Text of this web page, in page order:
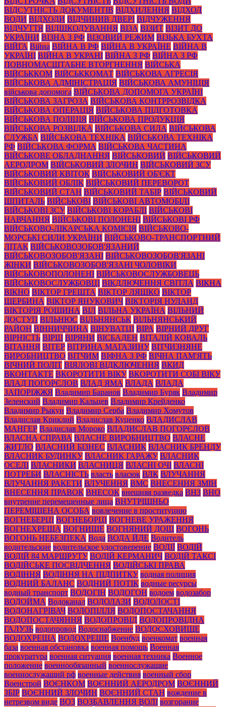
ВІДСУТНІСТЬ ДОКУМЕНТІВ ВІДХИЛЕННЯ ВІДХОД
ВОДИ ВІДХОДИ ВІДЧИНИВ ДВЕРІ ВІДЧУЖЕННЯ
ВІДЧУТТЯ ВІДШКОДУВАННЯ ВІЗА ВІЗИТ ВІЗИТ ДО
УКРАЇНИ ВІЗНА З РФ ВІЗОВИЙ РЕЖИМ ВІЗЬКА БУХТА
ВІЙГА Війна ВІЙНА В РФ ВІЙНА В УКРАЇНЕ ВІЙНА В
УКРАЇНІ ВІЙНА В УКРАНІ ВІЙНА З РФ ВІЙНА З РФ
ПОВНОМАСШТАБНЕ ВТОРГНЕННЯ ВІЙСЬКА
ВІЙСЬККОМ ВІЙСЬККОМАТ ВІЙСЬКОВА АГРЕСІЯ
ВІЙСЬКОВА АДМІНІСТРАЦІЯ ВІЙСЬКОВА АМУНІЦІЯ
військова допомога ВІЙСЬКОВА ДОПОМОГА УКРАЇНІ
ВІЙСЬКОВА ЗАГРОЗА ВІЙСЬКОВА КОНТРРОЗВІДКА
ВІЙСЬКОВА ОПЕРАЦІЯ ВІЙСЬКОВА ПІДГОТОВКА
ВІЙСЬКОВА ПОЛІЦІЯ ВІЙСЬКОВА ПРОДУКЦІЯ
ВІЙСЬКОВА РОЗВІДКА ВІЙСЬКОВА СИЛА ВІЙСЬКОВА
СЛУЖБА ВІЙСЬКОВА ТЕХНІКА ВІЙСЬКОВА ТЕХНІКА
РФ ВІЙСЬКОВА ФОРМА ВІЙСЬКОВА ЧАСТИНА
ВІЙСЬКОВЕ ОБЛАДНАННЯ ВІЙСЬКОВИЙ ВІЙСЬКОВИЙ
АЕРОДРОМ ВІЙСЬКОВИЙ ЗЛОЧИН ВІЙСЬКОВИЙ ЗСУ
ВІЙСЬКОВИЙ КВІТОК ВІЙСЬКОВИЙ ОБ'ЄКТ
ВІЙСЬКОВИЙ ОБЛІК ВІЙСЬКОВИЙ ПЕРЕВОРОТ
ВІЙСЬКОВИЙ СТАН ВІЙСЬКОВИЙ ТАБІР ВІЙСЬКОВИЙ
ШПИТАЛЬ ВІЙСЬКОВІ ВІЙСЬКОВІ АВТОМОБІЛІ
ВІЙСЬКОВІ ЗСУ ВІЙСЬКОВІ КОРАБЛІ ВІЙСЬКОВІ
НАВЧАННЯ ВІЙСЬКОВІ ПОЛОНЕНІ ВІЙСЬКОВІ РФ
ВІЙСЬКОВО-ЛІКАРСЬКА КОМІСІЯ ВІЙСЬКОВО-
МОРСЬКІ СИЛИ УКРАЇНИ ВІЙСЬКОВО-ТРАНСПОРТНИЙ
ЛІТАК ВІЙСЬКОВОЗОБОВ'ЯЗАНИЙ
ВІЙСЬКОВОЗОБОВ'ЯЗАНІ ВІЙСЬКОВОЗОБОВ'ЯЗАНІ
ЖІНКИ ВІЙСЬКОВОЗОБОВ'ЯЗАНІ ЧОЛОВІКИ
ВІЙСЬКОВОПОЛОНЕНІ ВІЙСЬКОВОСЛУЖБОВЕЦЬ
ВІЙСЬКОВОСЛУЖБОВЦІ ВІКДЛЮЧЕННЯ СВІТЛА ВІКНА
ВІКНО ВІКТОР ГРЕШТА ВІКТОР ЛЯШКО ВІКТОР
ЩЕРБИНА ВІКТОР ЯНУКОВИЧ ВІКТОРІЯ НУЛАНД
ВІКТОРІЯ РОЩИНА ВІЛ ВІЛЬНА УКРАЇНА ВІЛЬНИЙ
ДОСТУП ВІЛЬНЮС ВІЛЬНЯНСЬК ВІЛЬНЯНСЬКИЙ
РАЙОН ВІННИЧЧИНА ВІНУВАТЦІ ВІРА ВІРНИЙ ДРУГ
ВІРНІСТЬ ВІРШ ВІРЯНИ ВІСБАДЕН ВІТАЛІЙ КОВАЛЬ
ВІТАННЯ ВІТЕР ВІТРИНА МАГАЗИНУ ВІТЧИЗНЯНЕ
ВИРОБНИЦТВО ВІТЧИМ ВІФНА З РФ ВІЧНА ПАМ'ЯТЬ
ВІЧНИЙ ПОЛІТ ВІЯЛОВІ ВІДКЛЮЧЕННЯ ВКИД
ВКОНТАКТЕ ВКОРОТИТИ ВІКУ ВКОРОТИТИ СОБІ ВІКУ
ВЛАД ПОГОРЄЛОВ ВЛАД ЯМА ВЛАДА ВЛАДА
ЗАПОРІЖЖЯ Владимир Баранов Владимир Буряк Владимир
Зеленский Владимир Кальцев Владимир Крейденко
Владимир Рыкун Владимир Серба Владимир Хомутов
Владислав Криклий Владислав Куценко ВЛАДИСЛАВ
МАНГЕР Владислав Мороко ВЛАДИСЛАВ ПОГОРЄЛОВ
ВЛАСНА СПРАВА ВЛАСНЕ ВИРОБНИЦТВО ВЛАСНЕ
ЖИТЛО ВЛАСНИЙ БІЗНЕС ВЛАСНИК ВЛАСНИК БРЕНДУ
ВЛАСНИК БУДИНКУ ВЛАСНИК ГАРАЖУ ВЛАСНИК
ОСЕЛІ ВЛАСНИКИ ВЛАСНИЦЯ ВЛАСНІ ОЧІ ВЛАСНІ
ПОТРЕБИ ВЛАСНІСТЬ власть власюк ВЛК ВЛУЧАННЯ
ВЛУЧАННЯ РАКЕТИ ВЛУЧЕННЯ ВМС ВНЕСЕННЯ ЗМІН
ВНЕСЕННЯ ПРАВОК ВНЕСОК внешняя разведка ВНЗ ВНО
внутренне перемещенные лица ВНУТРІШНЬО
ПЕРЕМІЩЕНА ОСОБА вовлечение в проституцию
ВОГНЕБЕРЦІ ВОГНЕБОРЦІ ВОГНЕВЕ УРАЖЕННЯ
ВОГНЕХРЕЩА ВОГНИЩЕ ВОГНЯНИЙ ДОЩ ВОГОНЬ
ВОГОНЬ НЕБЕЗПЕКА Вода ВОДА ЙДЕ Водитель
водительские водительское удостоверение ВОДІЇ ВОДІЙ
ВОДІЙ 84 МАРШРУТУ ВОДІЙ КЕРМАНИЧ ВОДІЙ ТАКСІ
ВОДІЙСЬКЕ ПОСВІДЧЕННЯ ВОДІЙСЬКІ ПРАВА
ВОДІННЯ ВОДІННЯ НА ПІДПИТКУ водная полиция
ВОДНИЙ БАЛАНС ВОДНИЙ ПОТІК водные ресурсы
водный транспорт ВОДОГІН ВОДОГОН водоем водозабор
ВОДОЙМА Водоканал ВОДОЛАЗИ ВОДОЛОСТІ
ВОДОНАГРІВАЧ ВОДОПІЛЛЯ ВОДОПОСТАЧАННЯ
ВОДОПОСТАЧЯННЯ ВОДОПРОВІД ВОДОПРОВІДНА
ГАЛУЗЬ водопровод Водоснабжение ВОДОСХОВИЩЕ
ВОДОХРЕЩА ВОДОХРЕЩЕ Военбуд военкомат военная
база военная обстановка военная помощь Военная
прокуратура военная ситуация военная техника Военное
положение военнообязанный военнослужащие
военнослужащий рф военные действия военный сбор
Военстрой ВОЄНКОМ ВОЄННИЙ АЕРОДРОМ ВОЄННИЙ
ЗБІР ВОЄННИЙ ЗЛОЧИН ВОЄННИЙ СТАН вождение в
нетрезвом виде ВОЗ ВОЗБАВЛЕННЯ ВОЛІ возгорание